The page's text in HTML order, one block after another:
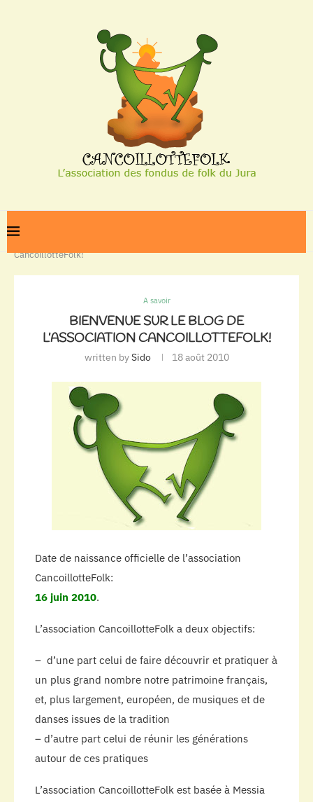
CancoillotteFolk!
A savoir
BIENVENUE SUR LE BLOG DE
L’ASSOCIATION CANCOILLOTTEFOLK!
written bySido 18 août 2010
Date de naissance officielle de l’association
CancoillotteFolk:
16 juin 2010.
L’association CancoillotteFolk a deux objectifs:
– d’une part celui de faire découvrir et pratiquer à
un plus grand nombre notre patrimoine français,
et, plus largement, européen, de musiques et de
danses issues de la tradition
– d’autre part celui de réunir les générations
autour de ces pratiques
L’association CancoillotteFolk est basée à Messia